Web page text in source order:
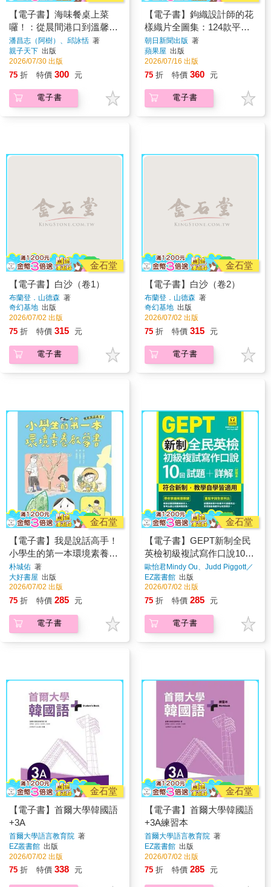
【電子書】海味餐桌上菜
囉！：從晨間港口到溫馨家
宴，一場連結海洋與土地的
食魚教育大冒險！
潘昌志（阿樹）、邱詠恬 著
親子天下 出版
2026/07/30 出版
75 折 特價 300 元
電子書
【電子書】鉤織設計師的花
樣織片全圖集：124款平面
與立體的日系唯美造型，從
單片飾品到拼接包包、毯
子，自由應用！
朝日新聞出版 著
蘋果屋 出版
2026/07/16 出版
75 折 特價 360 元
電子書
金石堂
【電子書】白沙（卷1）
布蘭登．山德森 著
奇幻基地 出版
2026/07/02 出版
75 折 特價 315 元
電子書
金石堂
【電子書】白沙（卷2）
布蘭登．山德森 著
奇幻基地 出版
2026/07/02 出版
75 折 特價 315 元
電子書
金石堂
【電子書】我是說話高手！
小學生的第一本環境素養啟
蒙書
朴城佑 著
大好書屋 出版
2026/07/02 出版
75 折 特價 285 元
電子書
金石堂
【電子書】GEPT新制全民
英檢初級複試寫作口說10回
試題+詳解
歐怡君Mindy Ou、Judd Piggott／
審訂著
EZ叢書館 出版
2026/07/02 出版
75 折 特價 285 元
電子書
金石堂
【電子書】首爾大學韓國語
+3A
首爾大學語言教育院 著
EZ叢書館 出版
2026/07/02 出版
75 折 特價 338 元
金石堂
【電子書】首爾大學韓國語
+3A練習本
首爾大學語言教育院 著
EZ叢書館 出版
2026/07/02 出版
75 折 特價 285 元